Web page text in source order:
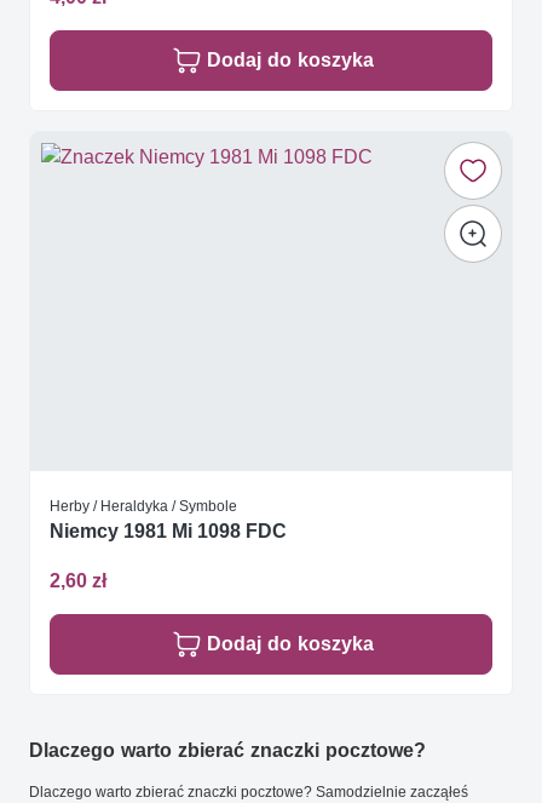
Dodaj do koszyka
Herby / Heraldyka / Symbole
Niemcy 1981 Mi 1098 FDC
2,60 zł
Dodaj do koszyka
Dlaczego warto zbierać znaczki pocztowe?
Dlaczego warto zbierać znaczki pocztowe? Samodzielnie zacząłeś